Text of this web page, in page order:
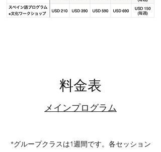
料金表
メインプログラム
*グループクラスは1週間です。各セッション